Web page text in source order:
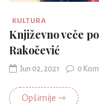
KULTURA
Književno veče
Rakočević
Jun 02, 2021 0
Opširnije ⇾